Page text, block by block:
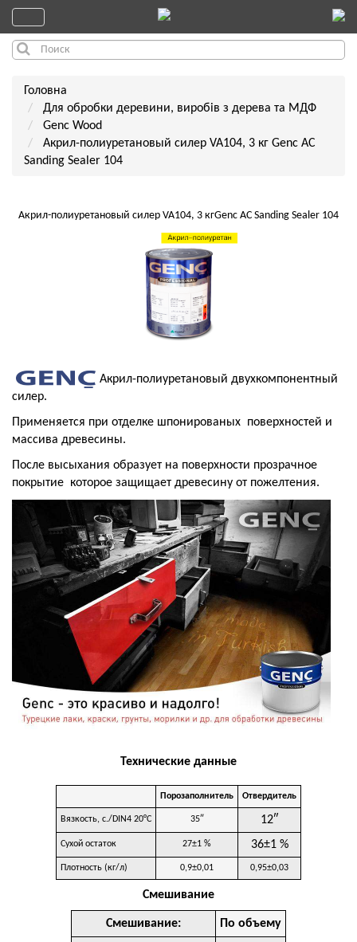
Головна
Для обробки деревини, виробів з дерева та МДФ
Genc Wood
Акрил-полиуретановый силер VA104, 3 кг Genc AС
Sanding Sealer 104
Акрил-полиуретановый силер VA104, 3 кгGenc AС Sanding Sealer 104
Акрил-полиуретановый двухкомпонентный
силер.
Применяется при отделке шпонированых поверхностей и
массива древесины.
После высыхания образует на поверхности прозрачное
покрытие которое защищает древесину от пожелтения.
Технические данные
Порозаполнитель Отвердитель
Вязкость, с./DIN4 20°C 35″ 12″
Сухой остаток 27±1 % 36±1 %
Плотность (кг/л) 0,9±0,01 0,95±0,03
Смешивание
Смешивание:
По объему